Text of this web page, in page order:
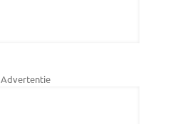
Advertentie